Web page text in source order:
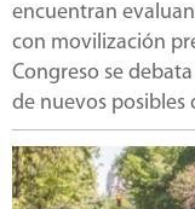
encuentran
con movilización
Congreso se
de nuevos posibles